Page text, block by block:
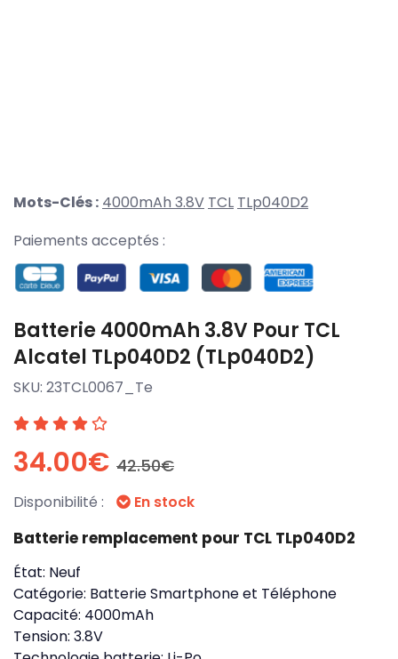
Mots-Clés : 4000mAh 3.8V TCL TLp040D2
Paiements acceptés :
Batterie 4000mAh 3.8V Pour TCL
Alcatel TLp040D2 (TLp040D2)
SKU: 23TCL0067_Te
34.00€ 42.50€
Disponibilité : En stock
Batterie remplacement pour TCL TLp040D2
État: Neuf
Catégorie: Batterie Smartphone et Téléphone
Capacité: 4000mAh
Tension: 3.8V